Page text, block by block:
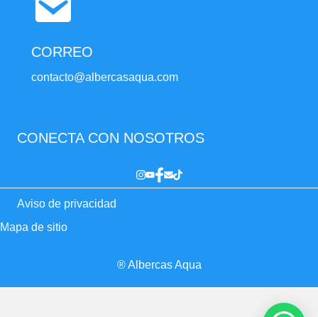
CORREO
contacto@albercasaqua.com
CONECTA CON NOSOTROS
Aviso de privacidad
Mapa de sitio
® Albercas Aqua